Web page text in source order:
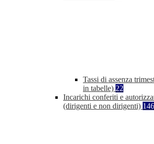
Tassi di assenza
in tabelle) 22
Incarichi conferiti e
(dirigenti e non dirigenti) 146